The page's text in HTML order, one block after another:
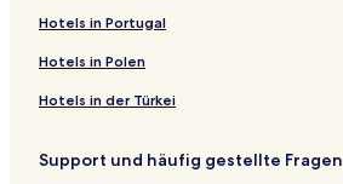
Hotels in Portugal
Hotels in Polen
Hotels in der Türkei
Support und häufig gestellte Fragen